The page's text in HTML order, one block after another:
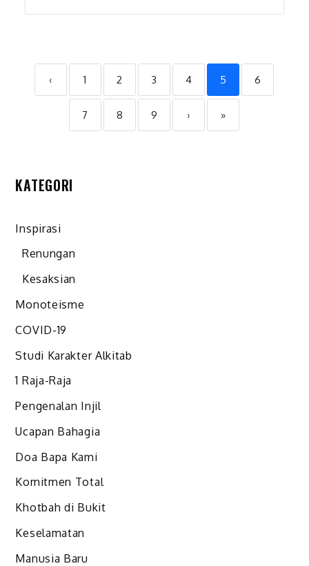
‹ 1 2 3 4 5 6
7 8 9 › »
KATEGORI
Inspirasi
Renungan
Kesaksian
Monoteisme
COVID-19
Studi Karakter Alkitab
1 Raja-Raja
Pengenalan Injil
Ucapan Bahagia
Doa Bapa Kami
Komitmen Total
Khotbah di Bukit
Keselamatan
Manusia Baru